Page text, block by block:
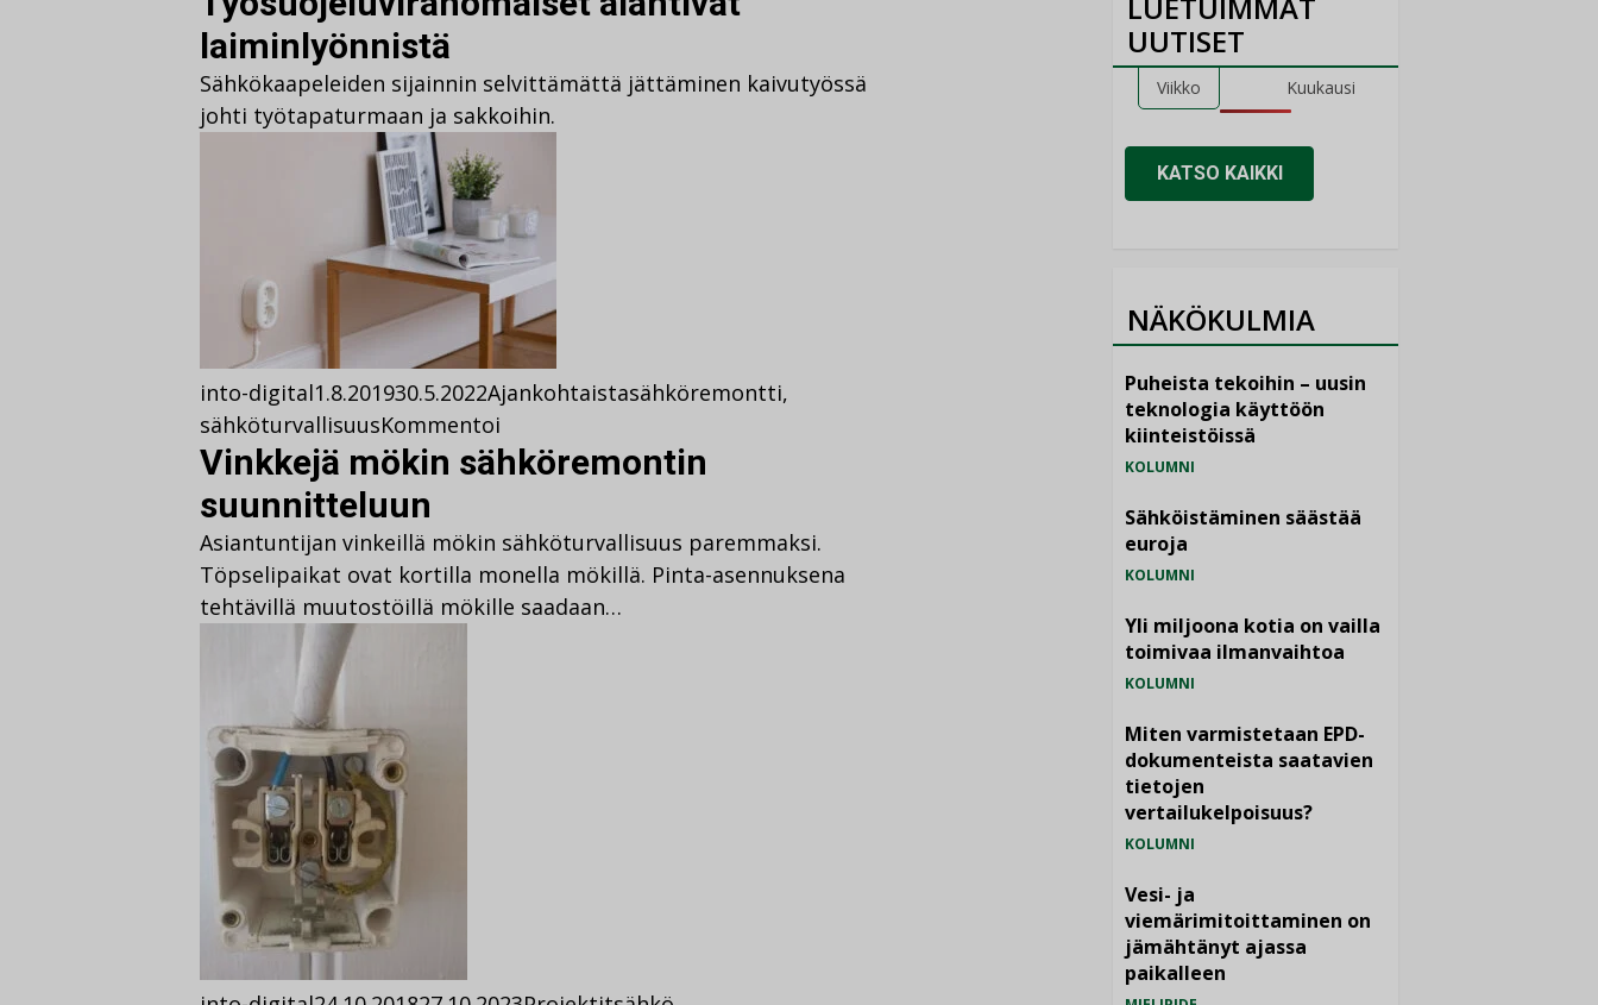
laiminlyönnistä
Sähkökaapeleiden sijainnin selvittämättä jättäminen kaivutyössä
johti työtapaturmaan ja sakkoihin.
into-digital1.8.201930.5.2022Ajankohtaistasähköremontti,
sähköturvallisuusKommentoi
Vinkkejä mökin sähköremontin
suunnitteluun
Asiantuntijan vinkeillä mökin sähköturvallisuus paremmaksi.
Töpselipaikat ovat kortilla monella mökillä. Pinta-asennuksena
tehtävillä muutostöillä mökille saadaan…
UUTISET
Viikko Kuukausi
KATSO KAIKKI
NÄKÖKULMIA
Puheista tekoihin – uusin
teknologia käyttöön
kiinteistöissä
KOLUMNI
Sähköistäminen säästää
euroja
KOLUMNI
Yli miljoona kotia on vailla
toimivaa ilmanvaihtoa
KOLUMNI
Miten varmistetaan EPD-
dokumenteista saatavien
tietojen
vertailukelpoisuus?
KOLUMNI
Vesi- ja
viemärimitoittaminen on
jämähtänyt ajassa
paikalleen